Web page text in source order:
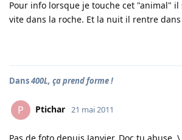
Pour info lorsque je touche cet "animal"
vite dans la roche. Et la nuit il rentre
Dans400L, ça prend forme !
P Ptichar 21 mai 2011